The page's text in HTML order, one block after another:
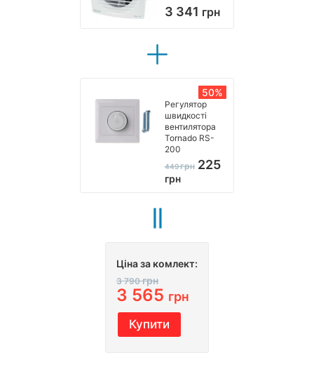
3 341 грн
50%
Регулятор
швидкості
вентилятора
Tornado RS-
200
449грн 225
грн
Ціна за комлект:
3 790грн
3 565 грн
Купити